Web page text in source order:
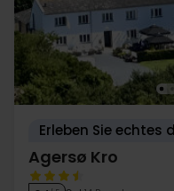
Erleben Sie echtes
Agersø Kro